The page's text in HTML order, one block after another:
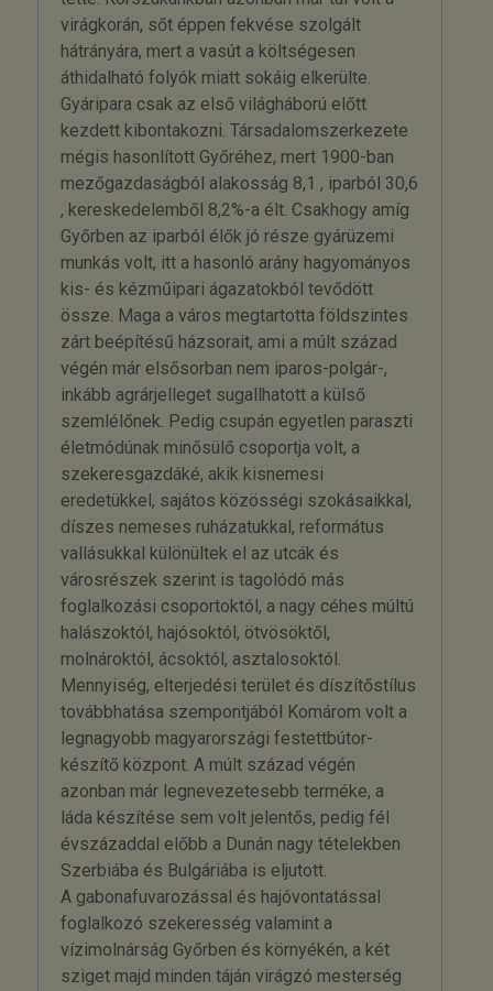
virágkorán, sőt éppen fekvése szolgált
hátrányára, mert a vasút a költségesen
áthidalható folyók miatt sokáig elkerülte.
Gyáripara csak az első világháború előtt
kezdett kibontakozni. Társadalomszerkezete
mégis hasonlított Győréhez, mert 1900-ban
mezőgazdaságból alakosság 8,1 , iparból 30,6
, kereskedelemből 8,2%-a élt. Csakhogy amíg
Győrben az iparból élők jó része gyárüzemi
munkás volt, itt a hasonló arány hagyományos
kis- és kézműipari ágazatokból tevődött
össze. Maga a város megtartotta földszintes
zárt beépítésű házsorait, ami a múlt század
végén már elsősorban nem iparos-polgár-,
inkább agrárjelleget sugallhatott a külső
szemlélőnek. Pedig csupán egyetlen paraszti
életmódúnak minősülő csoportja volt, a
szekeresgazdáké, akik kisnemesi
eredetükkel, sajátos közösségi szokásaikkal,
díszes nemeses ruházatukkal, református
vallásukkal különültek el az utcák és
városrészek szerint is tagolódó más
foglalkozási csoportoktól, a nagy céhes múltú
halászoktól, hajósoktól, ötvösöktől,
molnároktól, ácsoktól, asztalosoktól.
Mennyiség, elterjedési terület és díszítőstílus
továbbhatása szempontjából Komárom volt a
legnagyobb magyarországi festettbútor-
készítő központ. A múlt század végén
azonban már legnevezetesebb terméke, a
láda készítése sem volt jelentős, pedig fél
évszázaddal előbb a Dunán nagy tételekben
Szerbiába és Bulgáriába is eljutott.
A gabonafuvarozással és hajóvontatással
foglalkozó szekeresség valamint a
vízimolnárság Győrben és környékén, a két
sziget majd minden táján virágzó mesterség